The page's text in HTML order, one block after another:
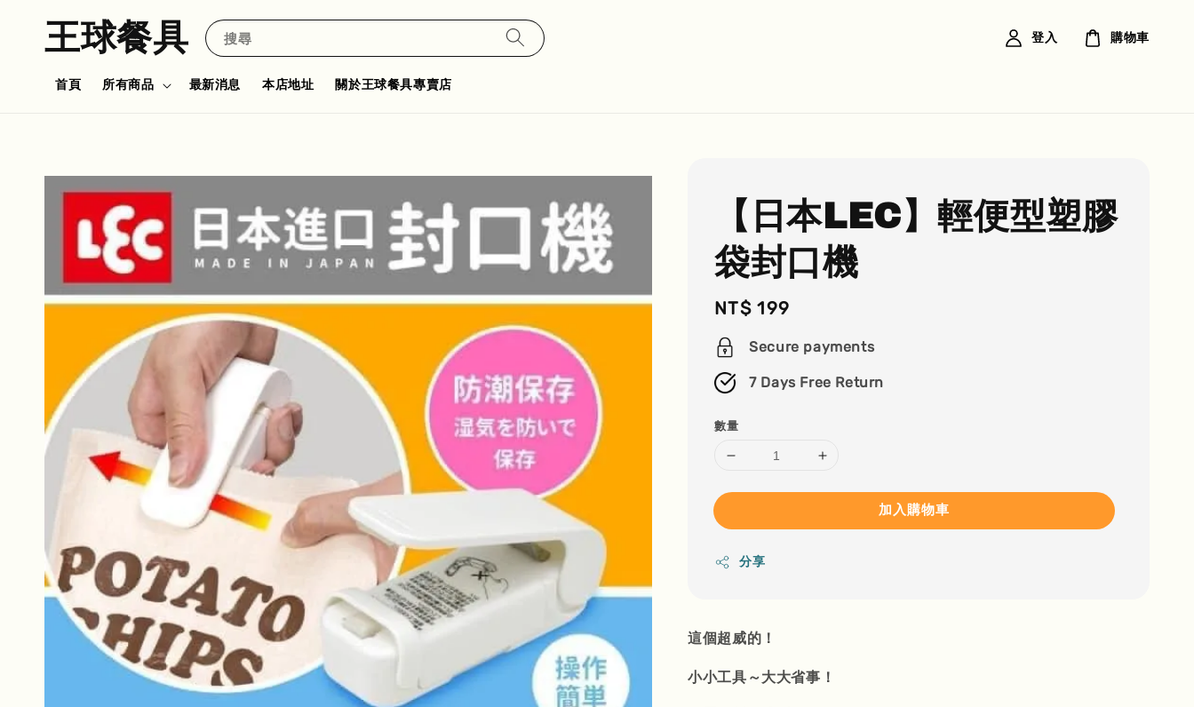
王球餐具 搜尋
首頁 所有商品 最新消息 本店地址 關於王球餐具專賣店
登入 購物車
【日本LEC】輕便型塑膠
袋封口機
Regular
price
NT$ 199
Secure payments
7 Days Free Return
數量
加入購物車
分享
這個超威的！
小小工具～大大省事！